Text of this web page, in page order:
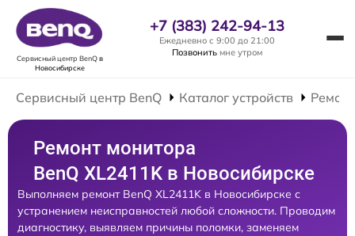
Сервисный центр BenQв
Новосибирске
+7 (383) 242-94-13
Ежедневно с 9:00 до 21:00
Позвонить мне утром
Сервисный центр BenQ Каталог устройств
Ремонт монитора
BenQ XL2411K в Новосибирске
Выполняем ремонт BenQ XL2411K в Новосибирске с
устранением неисправностей любой сложности. Проводим
диагностику, выявляем причины поломки, заменяем